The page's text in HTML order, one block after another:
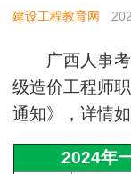
建设工程教育网
广西人事
级造价工程师
通知》，详情如
2024年